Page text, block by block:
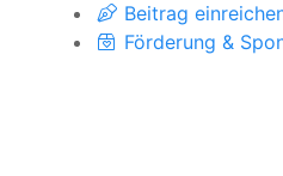
Beitrag
Förderung &